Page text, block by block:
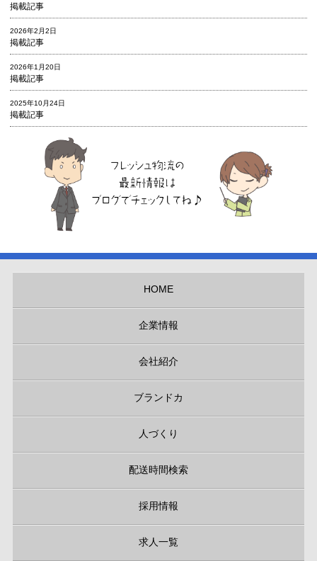
掲載記事
2026年2月2日
掲載記事
2026年1月20日
掲載記事
2025年10月24日
掲載記事
HOME
企業情報
会社紹介
ブランドカ
人づくり
配送時間検索
採用情報
求人一覧